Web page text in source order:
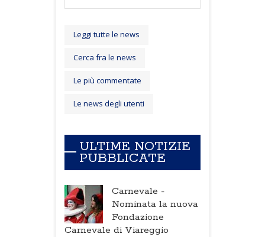
Leggi tutte le news
Cerca fra le news
Le più commentate
Le news degli utenti
ULTIME NOTIZIE
PUBBLICATE
Carnevale -
Nominata la nuova
Fondazione
Carnevale di Viareggio